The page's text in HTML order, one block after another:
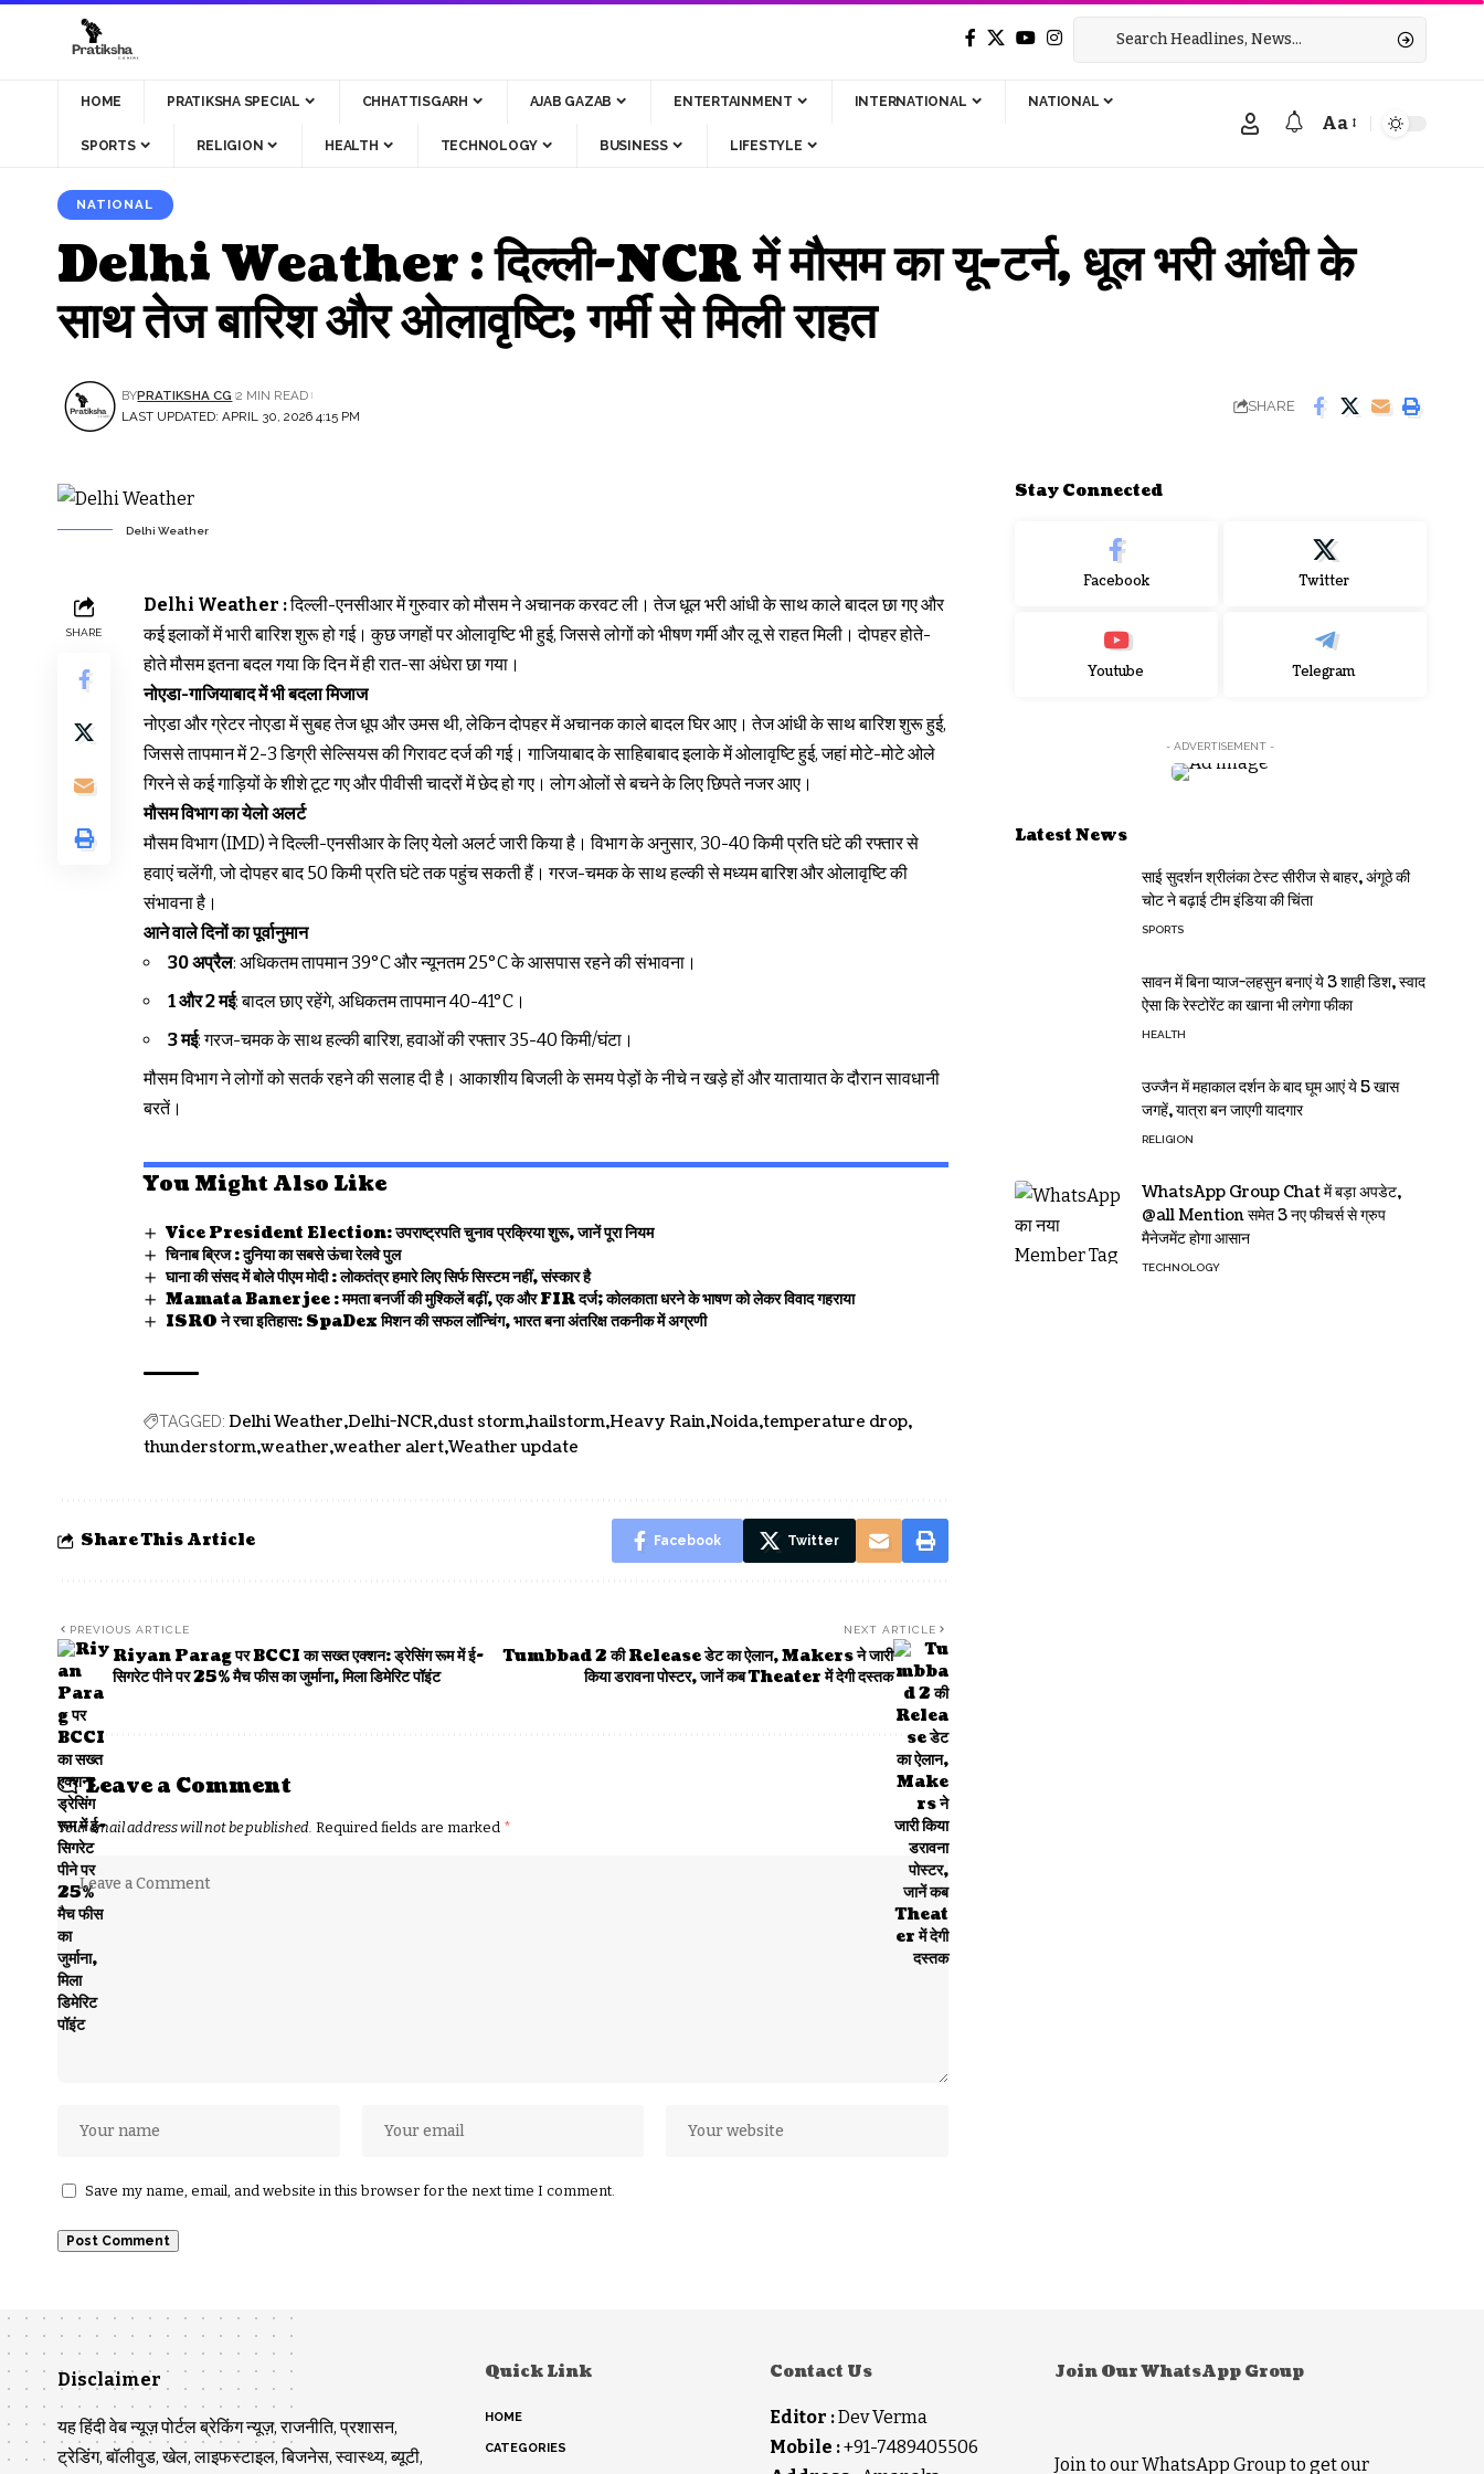
HOME PRATIKSHA SPECIAL CHHATTISGARH AJAB GAZAB ENTERTAINMENT INTERNATIONAL NATIONAL
SPORTS RELIGION HEALTH TECHNOLOGY BUSINESS LIFESTYLE
Aa
NATIONAL
Delhi Weather : दिल्ली-NCR में मौसम का यू-टर्न, धूल भरी आंधी के
साथ तेज बारिश और ओलावृष्टि; गर्मी से मिली राहत
LAST UPDATED: APRIL 30, 2026 4:15 PM
BYPRATIKSHA CG 2 MIN READ
SHARE
Delhi Weather
SHARE
Delhi Weather :दिल्ली-एनसीआर में गुरुवार को मौसम ने अचानक करवट ली। तेज धूल भरी आंधी के साथ काले बादल छा गए और
कई इलाकों में भारी बारिश शुरू हो गई। कुछ जगहों पर ओलावृष्टि भी हुई, जिससे लोगों को भीषण गर्मी और लू से राहत मिली। दोपहर होते-
होते मौसम इतना बदल गया कि दिन में ही रात-सा अंधेरा छा गया।
नोएडा-गाजियाबाद में भी बदला मिजाज
नोएडा और ग्रेटर नोएडा में सुबह तेज धूप और उमस थी, लेकिन दोपहर में अचानक काले बादल घिर आए। तेज आंधी के साथ बारिश शुरू हुई,
जिससे तापमान में 2-3 डिग्री सेल्सियस की गिरावट दर्ज की गई। गाजियाबाद के साहिबाबाद इलाके में ओलावृष्टि हुई, जहां मोटे-मोटे ओले
गिरने से कई गाड़ियों के शीशे टूट गए और पीवीसी चादरों में छेद हो गए। लोग ओलों से बचने के लिए छिपते नजर आए।
मौसम विभाग का येलो अलर्ट
मौसम विभाग (IMD) ने दिल्ली-एनसीआर के लिए येलो अलर्ट जारी किया है। विभाग के अनुसार, 30-40 किमी प्रति घंटे की रफ्तार से
हवाएं चलेंगी, जो दोपहर बाद 50 किमी प्रति घंटे तक पहुंच सकती हैं। गरज-चमक के साथ हल्की से मध्यम बारिश और ओलावृष्टि की
संभावना है।
आने वाले दिनों का पूर्वानुमान
30 अप्रैल: अधिकतम तापमान 39°C और न्यूनतम 25°C के आसपास रहने की संभावना।
1 और 2 मई: बादल छाए रहेंगे, अधिकतम तापमान 40-41°C।
3 मई: गरज-चमक के साथ हल्की बारिश, हवाओं की रफ्तार 35-40 किमी/घंटा।
मौसम विभाग ने लोगों को सतर्क रहने की सलाह दी है। आकाशीय बिजली के समय पेड़ों के नीचे न खड़े हों और यातायात के दौरान सावधानी
बरतें।
You Might Also Like
Vice President Election: उपराष्ट्रपति चुनाव प्रक्रिया शुरू, जानें पूरा नियम
चिनाब ब्रिज : दुनिया का सबसे ऊंचा रेलवे पुल
घाना की संसद में बोले पीएम मोदी : लोकतंत्र हमारे लिए सिर्फ सिस्टम नहीं, संस्कार है
Mamata Banerjee : ममता बनर्जी की मुश्किलें बढ़ीं, एक और FIR दर्ज; कोलकाता धरने के भाषण को लेकर विवाद गहराया
ISRO ने रचा इतिहास: SpaDex मिशन की सफल लॉन्चिंग, भारत बना अंतरिक्ष तकनीक में अग्रणी
TAGGED: Delhi Weather Delhi-NCR dust storm hailstorm Heavy Rain Noida temperature drop
thunderstorm weather weather alert Weather update
Share This Article Facebook Twitter
PREVIOUS ARTICLE
Riyan Parag पर BCCI का सख्त एक्शन: ड्रेसिंग रूम में ई-
सिगरेट पीने पर 25% मैच फीस का जुर्माना, मिला डिमेरिट पॉइंट
NEXT ARTICLE
Tumbbad 2 की Release डेट का ऐलान, Makers ने जारी
किया डरावना पोस्टर, जानें कब Theater में देगी दस्तक
Leave a Comment
Your email address will not be published. Required fields are marked *
Save my name, email, and website in this browser for the next time I comment.
Stay Connected
Facebook Twitter
Youtube Telegram
- ADVERTISEMENT -
Latest News
साई सुदर्शन श्रीलंका टेस्ट सीरीज से बाहर, अंगूठे की
चोट ने बढ़ाई टीम इंडिया की चिंता
SPORTS
सावन में बिना प्याज-लहसुन बनाएं ये 3 शाही डिश, स्वाद
ऐसा कि रेस्टोरेंट का खाना भी लगेगा फीका
HEALTH
उज्जैन में महाकाल दर्शन के बाद घूम आएं ये 5 खास
जगहें, यात्रा बन जाएगी यादगार
RELIGION
WhatsApp Group Chat में बड़ा अपडेट,
@all Mention समेत 3 नए फीचर्स से ग्रुप
मैनेजमेंट होगा आसान
TECHNOLOGY
Disclaimer
यह हिंदी वेब न्यूज़ पोर्टल ब्रेकिंग न्यूज़, राजनीति, प्रशासन,
ट्रेडिंग, बॉलीवुड, खेल, लाइफस्टाइल, बिजनेस, स्वास्थ्य, ब्यूटी,
Quick Link
HOME
CATEGORIES
Contact Us
Editor :Dev Verma
Mobile :+91-7489405506
Join Our WhatsApp Group
Join to our WhatsApp Group to get our